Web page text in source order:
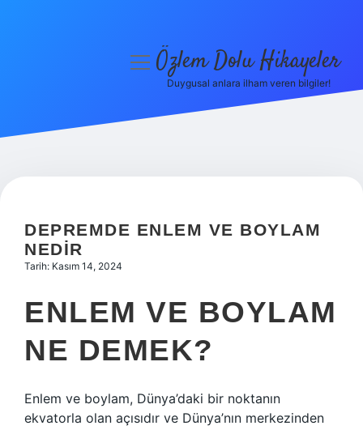
Hakkımızda
menüyüÖzlem Dolu Hikayeler
Duygusal anlara ilham veren bilgiler!
DEPREMDE ENLEM VE BOYLAM
NEDIR
Tarih: Kasım 14, 2024
ENLEM VE BOYLAM
NE DEMEK?
Enlem ve boylam, Dünya’daki bir noktanın
ekvatorla olan açısıdır ve Dünya’nın merkezinden